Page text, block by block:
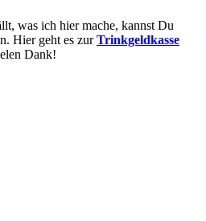
was ich hier mache, kannst Du
Hier geht es zurTrinkgeldkasse
Dank!